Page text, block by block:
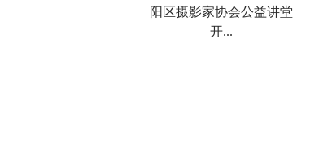
阳区摄影家协会公益讲堂
开...